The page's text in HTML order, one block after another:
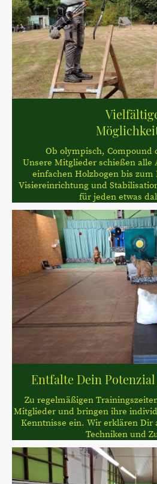
Ob olympisch, Compound
Unsere Mitglieder schießen alle
einfachen Holzbogen bis zum
Visiereinrichtung und
für jeden etwas
Entfalte Dein
Zu regelmäßigen
Mitglieder und bringen ihre
Kenntnisse ein. Wir erklären Dir
Techniken und